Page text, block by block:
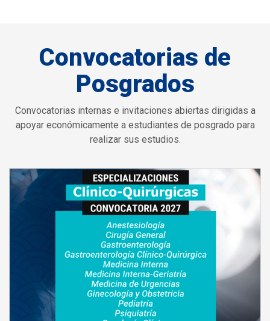
Convocatorias de
Posgrados
Convocatorias internas e invitaciones abiertas dirigidas a
apoyar económicamente a estudiantes de posgrado para
realizar sus estudios.